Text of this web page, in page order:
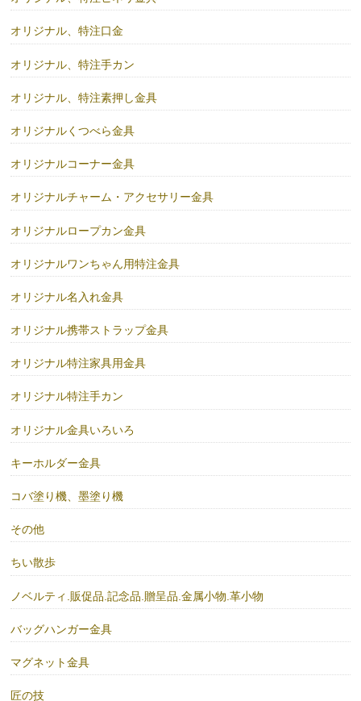
オリジナル、特注口金
オリジナル、特注手カン
オリジナル、特注素押し金具
オリジナルくつべら金具
オリジナルコーナー金具
オリジナルチャーム・アクセサリー金具
オリジナルロープカン金具
オリジナルワンちゃん用特注金具
オリジナル名入れ金具
オリジナル携帯ストラップ金具
オリジナル特注家具用金具
オリジナル特注手カン
オリジナル金具いろいろ
キーホルダー金具
コバ塗り機、墨塗り機
その他
ちい散歩
ノベルティ.販促品.記念品.贈呈品.金属小物.革小物
バッグハンガー金具
マグネット金具
匠の技